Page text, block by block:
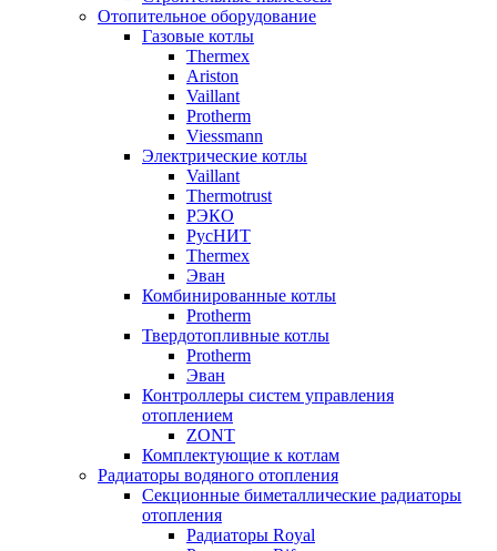
Отопительное оборудование
Газовые котлы
Thermex
Ariston
Vaillant
Protherm
Viessmann
Электрические котлы
Vaillant
Thermotrust
РЭКО
РусНИТ
Thermex
Эван
Комбинированные котлы
Protherm
Твердотопливные котлы
Protherm
Эван
Контроллеры систем управления
отоплением
ZONT
Комплектующие к котлам
Радиаторы водяного отопления
Секционные биметаллические радиаторы
отопления
Радиаторы Royal